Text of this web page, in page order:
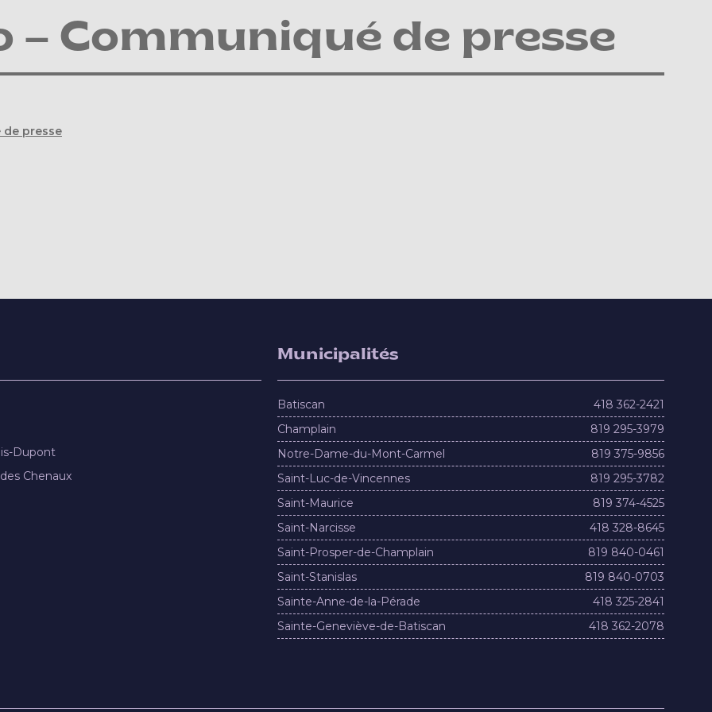
– Communiqué de presse
presse
Dupont
Chenaux
Municipalités
Batiscan
418 362-2421
Champlain
819 295-3979
Notre-Dame-du-Mont-Carmel
819 375-9856
Saint-Luc-de-Vincennes
819 295-3782
Saint-Maurice
819 374-4525
Saint-Narcisse
418 328-8645
Saint-Prosper-de-Champlain
819 840-0461
Saint-Stanislas
819 840-0703
Sainte-Anne-de-la-Pérade
418 325-2841
Sainte-Geneviève-de-Batiscan
418 362-2078